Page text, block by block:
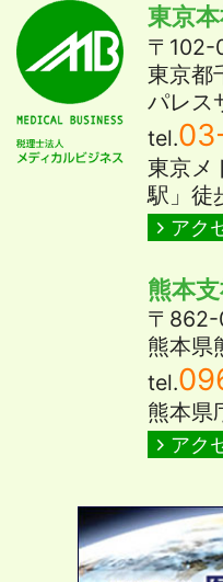
東京
〒
東京都
パレス
tel.
東京メ
駅」徒
アク
熊本
〒
熊本県
tel.
熊本県
アク